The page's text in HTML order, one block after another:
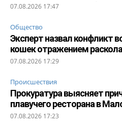
07.08.2026 17:47
Общество
Эксперт назвал конфликт
кошек отражением
07.08.2026 17:29
Происшествия
Прокуратура выясняет
плавучего ресторана в
07.08.2026 17:23